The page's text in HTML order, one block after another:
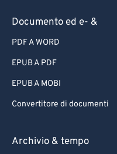
Documento ed e- &
PDF A WORD
EPUB A PDF
EPUB A MOBI
Convertitore di documenti
Archivio & tempo